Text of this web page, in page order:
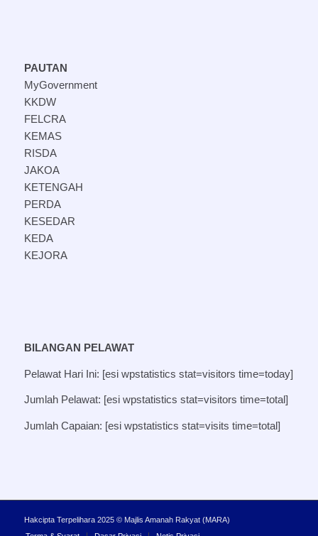
PAUTAN
MyGovernment
KKDW
FELCRA
KEMAS
RISDA
JAKOA
KETENGAH
PERDA
KESEDAR
KEDA
KEJORA
BILANGAN PELAWAT
Pelawat Hari Ini: [esi wpstatistics stat=visitors time=today]
Jumlah Pelawat: [esi wpstatistics stat=visitors time=total]
Jumlah Capaian: [esi wpstatistics stat=visits time=total]
Hakcipta Terpelihara 2025 © Majlis Amanah Rakyat (MARA)